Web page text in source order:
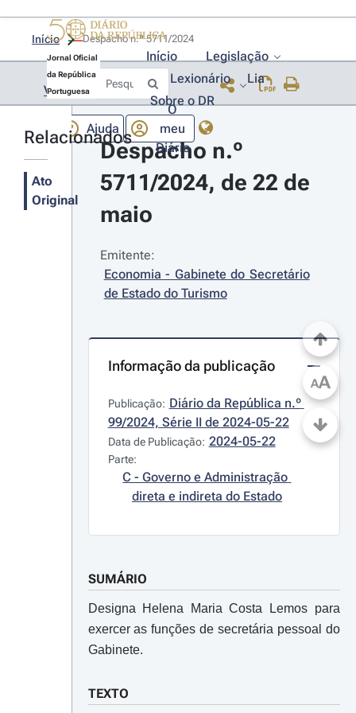
Jornal Oficial
da República
Portuguesa
Início
Legislação
Lexionário
Lia
Sobre o DR
Ajuda
O
meu
Diário
Início
Voltar
Relacionados
Ato
Original
Despacho n.º
5711/2024, de 22 de
maio
Emitente:
Economia - Gabinete do Secretário
de Estado do Turismo
Informação da publicação
Publicação: Diário da República n.º
99/2024, Série II de 2024-05-22
Data de Publicação: 2024-05-22
Parte:
C - Governo e Administração
direta e indireta do Estado
SUMÁRIO
Designa Helena Maria Costa Lemos para
exercer as funções de secretária pessoal do
­Gabinete.
TEXTO
AA